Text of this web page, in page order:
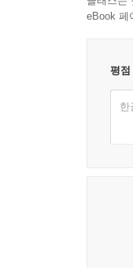
eBook 페
평점
한